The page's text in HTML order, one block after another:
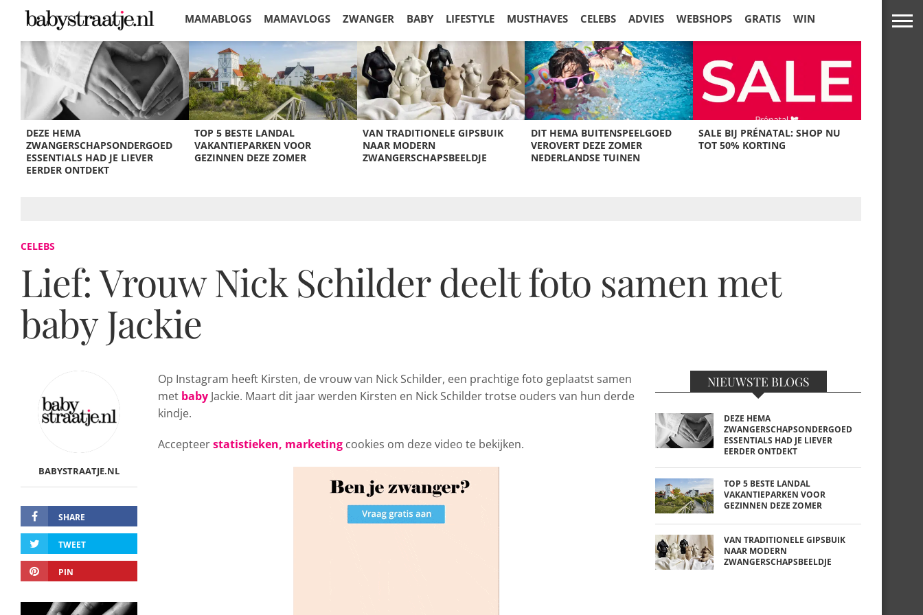
MAMABLOGS MAMAVLOGS ZWANGER BABY LIFESTYLE MUSTHAVES CELEBS ADVIES WEBSHOPS GRATIS WIN
KORTINGEN
DEZE HEMA
ZWANGERSCHAPSONDERGOED
ESSENTIALS HAD JE LIEVER
EERDER ONTDEKT
TOP 5 BESTE LANDAL
VAKANTIEPARKEN VOOR
GEZINNEN DEZE ZOMER
VAN TRADITIONELE GIPSBUIK
NAAR MODERN
ZWANGERSCHAPSBEELDJE
DIT HEMA BUITENSPEELGOED
VEROVERT DEZE ZOMER
NEDERLANDSE TUINEN
SALE BIJ PRÉNATAL: SHOP NU
TOT 50% KORTING
CELEBS
Lief: Vrouw Nick Schilder deelt foto samen met
baby Jackie
BABYSTRAATJE.NL
SHARE
TWEET
PIN
Op Instagram heeft Kirsten, devrouw van Nick Schilder, een prachtige foto geplaatst samen
met baby Jackie. Maart dit jaar werden Kirsten en Nick Schilder trotse ouders van hun derde
kindje.
Accepteerstatistieken, marketing cookies om deze video te bekijken.
NIEUWSTE BLOGS
DEZE HEMA
ZWANGERSCHAPSONDERGOED
ESSENTIALS HAD JE LIEVER
EERDER ONTDEKT
TOP 5 BESTE LANDAL
VAKANTIEPARKEN VOOR
GEZINNEN DEZE ZOMER
VAN TRADITIONELE GIPSBUIK
NAAR MODERN
ZWANGERSCHAPSBEELDJE